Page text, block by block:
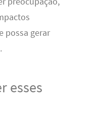
possa gerar
esses